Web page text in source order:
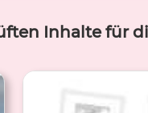
Inhalte für